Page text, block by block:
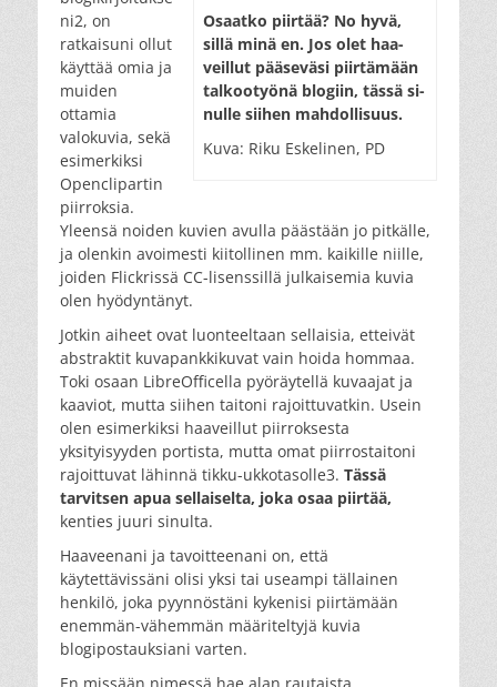
Osaat­ko piir­tää? No hy­vä,
sil­lä mi­nä en. Jos olet haa­
veil­lut pää­se­vä­si piir­tä­mään
tal­koo­työ­nä blo­giin, täs­sä si­
nul­le sii­hen mah­dol­li­suus.
Kuva: Riku Eskelinen, PD
ni2, on
ratkaisuni ollut
käyttää omia ja
muiden
ottamia
valokuvia, sekä
esimerkiksi
Openclipartin
piirroksia.
Yleensä noiden kuvien avulla päästään jo pitkälle,
ja olenkin avoimesti kiitollinen mm. kaikille niille,
joiden Flickrissä CC-lisenssillä julkaisemia kuvia
olen hyödyntänyt.
Jotkin aiheet ovat luonteeltaan sellaisia, etteivät
abstraktit kuvapankkikuvat vain hoida hommaa.
Toki osaan LibreOfficella pyöräytellä kuvaajat ja
kaaviot, mutta siihen taitoni rajoittuvatkin. Usein
olen esimerkiksi haaveillut piirroksesta
yksityisyyden portista, mutta omat piirrostaitoni
rajoittuvat lähinnä tikku-ukkotasolle3. Tässä
tarvitsen apua sellaiselta, joka osaa piirtää,
kenties juuri sinulta.
Haaveenani ja tavoitteenani on, että
käytettävissäni olisi yksi tai useampi tällainen
henkilö, joka pyynnöstäni kykenisi piirtämään
enemmän-vähemmän määriteltyjä kuvia
blogipostauksiani varten.